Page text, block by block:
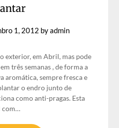
1, 2012 byadmin
exterior, em Abril, mas pode
três semanas , de forma a
aromática, sempre fresca e
o endro junto de
como anti-pragas. Esta
com…